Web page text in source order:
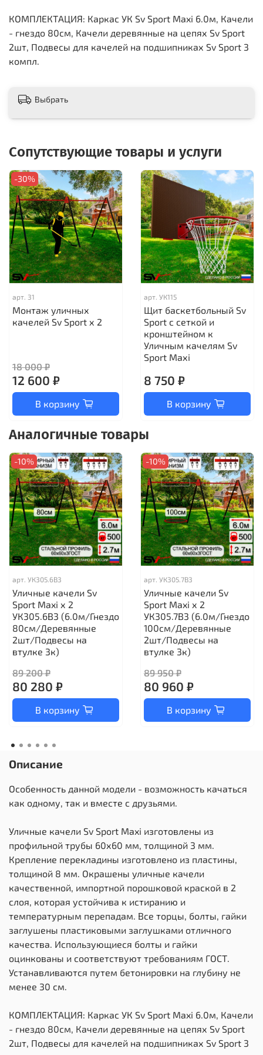
КОМПЛЕКТАЦИЯ: Каркас УК Sv Sport Maxi 6.0м, Качели
- гнездо 80см, Качели деревянные на цепях Sv Sport
2шт, Подвесы для качелей на подшипниках Sv Sport 3
компл.
Выбрать
Сопутствующие товары и услуги
-30%
арт. 31
Монтаж уличных
качелей Sv Sport х 2
18 000 ₽
12 600 ₽
В корзину
арт. УК115
Щит баскетбольный Sv
Sport c сеткой и
кронштейном к
Уличным качелям Sv
Sport Maхi
8 750 ₽
В корзину
Аналогичные товары
-10%
арт. УК305.6В3
Уличные качели Sv
Sport Maxi х 2
УК305.6В3 (6.0м/Гнездо
80см/Деревянные
2шт/Подвесы на
втулке 3к)
89 200 ₽
80 280 ₽
В корзину
-10%
арт. УК305.7В3
Уличные качели Sv
Sport Maxi х 2
УК305.7В3 (6.0м/Гнездо
100см/Деревянные
2шт/Подвесы на
втулке 3к)
89 950 ₽
80 960 ₽
В корзину
Описание
Особенность данной модели - возможность качаться
как одному, так и вместе с друзьями.
Уличные качели Sv Sport Maxi изготовлены из
профильной трубы 60х60 мм, толщиной 3 мм.
Крепление перекладины изготовлено из пластины,
толщиной 8 мм. Окрашены уличные качели
качественной, импортной порошковой краской в 2
слоя, которая устойчива к истиранию и
температурным перепадам. Все торцы, болты, гайки
заглушены пластиковыми заглушками отличного
качества. Использующиеся болты и гайки
оцинкованы и соответствуют требованиям ГОСТ.
Устанавливаются путем бетонировки на глубину не
менее 30 см.
КОМПЛЕКТАЦИЯ: Каркас УК Sv Sport Maxi 6.0м, Качели
- гнездо 80см, Качели деревянные на цепях Sv Sport
2шт, Подвесы для качелей на подшипниках Sv Sport 3